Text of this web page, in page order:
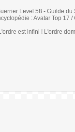
Level 58 - Guilde
: Avatar Top 17 /
est infini ! L'ordre